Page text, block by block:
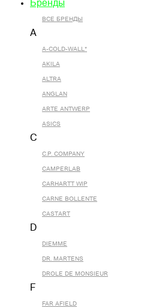
Бренды
ВСЕ БРЕНДЫ
A
A-COLD-WALL*
AKILA
ALTRA
ANGLAN
ARTE ANTWERP
ASICS
C
C.P. COMPANY
CAMPERLAB
CARHARTT WIP
CARNE BOLLENTE
CASTART
D
DIEMME
DR. MARTENS
DROLE DE MONSIEUR
F
FAR AFIELD